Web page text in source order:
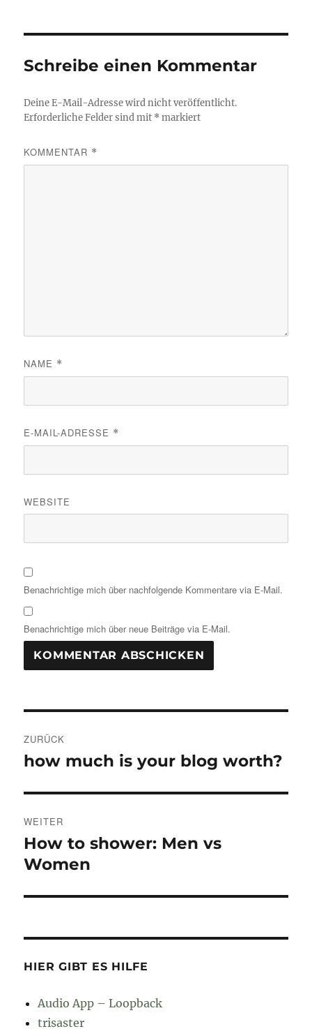
Schreibe einen Kommentar
Deine E-Mail-Adresse wird nicht veröffentlicht.
Erforderliche Felder sind mit *markiert
KOMMENTAR *
NAME *
E-MAIL-ADRESSE *
WEBSITE
Benachrichtige mich über nachfolgende Kommentare via E-Mail.
Benachrichtige mich über neue Beiträge via E-Mail.
ZURÜCK
Vorheriger
how much is your blog worth?
WEITER
Nächster
Beitrag:
How to shower: Men vs
Women
HIER GIBT ES HILFE
Audio App – Loopback
trisaster